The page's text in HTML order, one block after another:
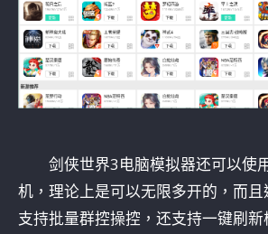
剑侠世界3电脑模拟器还可以使
机，理论上是可以无限多开的，而
支持批量群控操控，还支持一键刷